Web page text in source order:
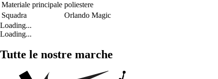
Materiale principale poliestere
Squadra
Orlando Magic
Loading...
Loading...
Tutte le nostre marche